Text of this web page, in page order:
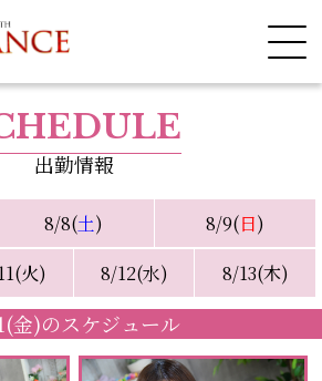
出勤情報
8/8(土) 8/9(日)
火) 8/12(水) 8/13(木)
金)のスケジュール